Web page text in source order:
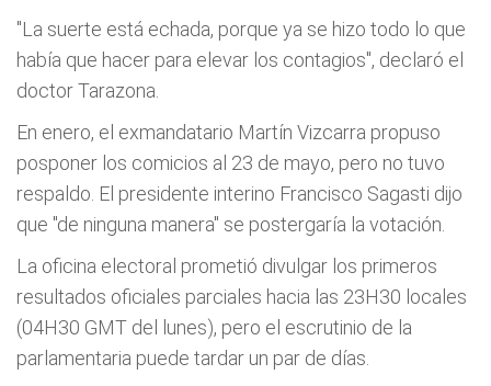
"La suerte está echada, porque ya se hizo todo lo que
había que hacer para elevar los contagios", declaró el
doctor Tarazona.
En enero, el exmandatario Martín Vizcarra propuso
posponer los comicios al 23 de mayo, pero no tuvo
respaldo. El presidente interino Francisco Sagasti dijo
que "de ninguna manera" se postergaría la votación.
La oficina electoral prometió divulgar los primeros
resultados oficiales parciales hacia las 23H30 locales
(04H30 GMT del lunes), pero el escrutinio de la
parlamentaria puede tardar un par de días.